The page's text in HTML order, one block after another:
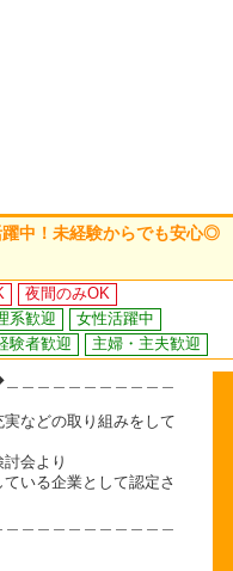
中！未経験からでも安心◎
夜間のみOK
系歓迎
女性活躍中
験者歓迎 主婦・主夫歓迎
＿＿＿＿＿＿＿＿＿＿
などの取り組みをして
会より
いる企業として認定さ